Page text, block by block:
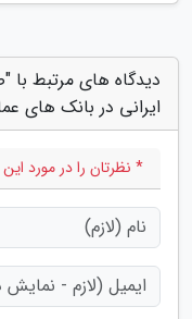
دیدگاه های مرتبط با
ایرانی در بانک های
* نظرتان را در مورد این